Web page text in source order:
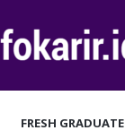
FRESH GRADUATE